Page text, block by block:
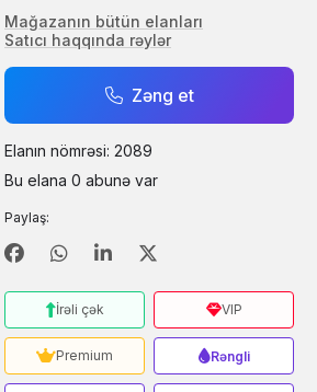
Mağazanın bütün elanları
Satıcı haqqında rəylər
Zəng et
Elanın nömrəsi: 2089
Bu elana 0 abunə var
Paylaş:
İrəli çək VIP
Premium Rəngli